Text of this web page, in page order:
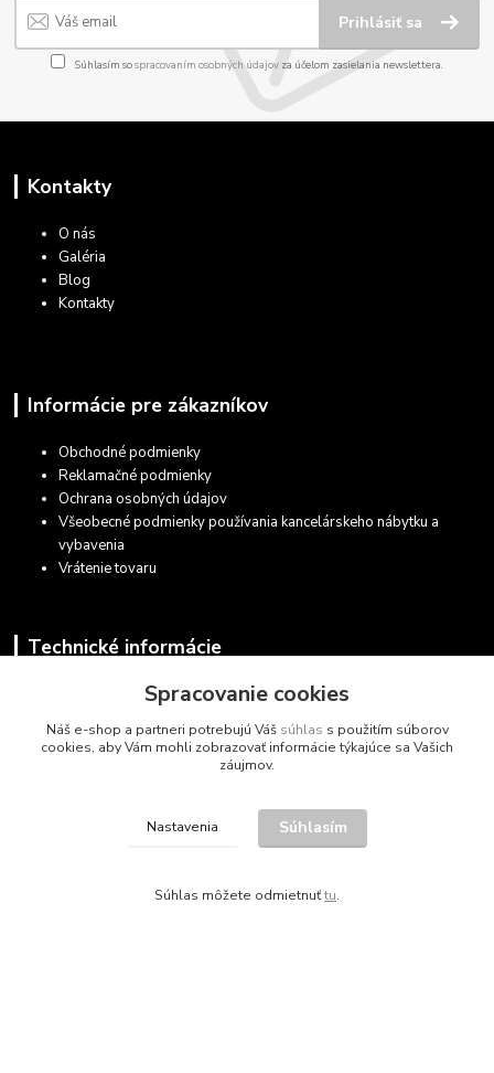
Prihlásiť sa
Súhlasím sospracovaním osobných údajov za účelom zasielania newslettera.
Kontakty
O nás
Galéria
Blog
Kontakty
Informácie pre zákazníkov
Obchodné podmienky
Reklamačné podmienky
Ochrana osobných údajov
Všeobecné podmienky používania kancelárskeho nábytku a
vybavenia
Vrátenie tovaru
Technické informácie
Vzorkovníky látky
Návod na čistenie a údržbu stoličiek
Vzorkovníky RAL práškové farby
Spracovanie cookies
Náš e-shop a partneri potrebujú Váš súhlas s použitím súborov
cookies, aby Vám mohli zobrazovať informácie týkajúce sa Vašich
záujmov.
Nastavenia Súhlasím
Súhlas môžete odmietnuťtu.